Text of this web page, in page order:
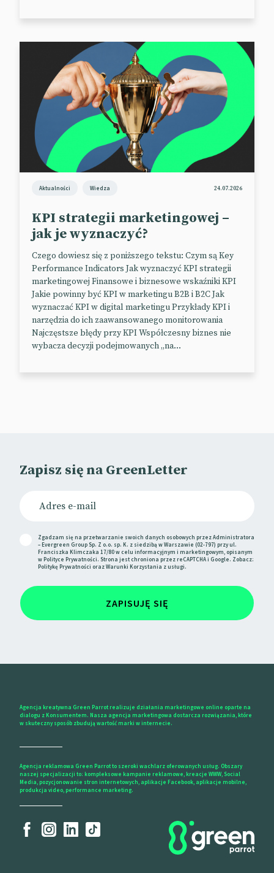
Aktualności Wiedza 24.07.2026
KPI strategii marketingowej –
jak je wyznaczyć?
Czego dowiesz się z poniższego tekstu: Czym są Key
Performance Indicators Jak wyznaczyć KPI strategii
marketingowej Finansowe i biznesowe wskaźniki KPI
Jakie powinny być KPI w marketingu B2B i B2C Jak
wyznaczać KPI w digital marketingu Przykłady KPI i
narzędzia do ich zaawansowanego monitorowania
Najczęstsze błędy przy KPI Współczesny biznes nie
wybacza decyzji podejmowanych „na...
Zapisz się na GreenLetter
Zgadzam się na przetwarzanie swoich danych osobowych przez Administratora
– Evergreen Group Sp. Z o.o. sp. K. z siedzibą w Warszawie (02-797) przy ul.
Franciszka Klimczaka 17/80 w celu informacyjnym i marketingowym, opisanym
wPolityce Prywatności. Strona jest chroniona przez reCAPTCHA i Google. Zobacz:
Politykę Prywatności orazWarunki Korzystania z usługi.
ZAPISUJĘ SIĘ
Agencja kreatywna Green Parrot realizuje działania marketingowe online oparte na
dialogu z Konsumentem. Nasza agencja marketingowa dostarcza rozwiązania, które
w skuteczny sposób zbudują wartość marki w internecie.
Agencja reklamowa Green Parrot to szeroki wachlarz oferowanych usług. Obszary
naszej specjalizacji to: kompleksowe kampanie reklamowe, kreacje WWW, Social
Media, pozycjonowanie stron internetowych, aplikacje Facebook, aplikacje mobilne,
produkcja video, performance marketing.